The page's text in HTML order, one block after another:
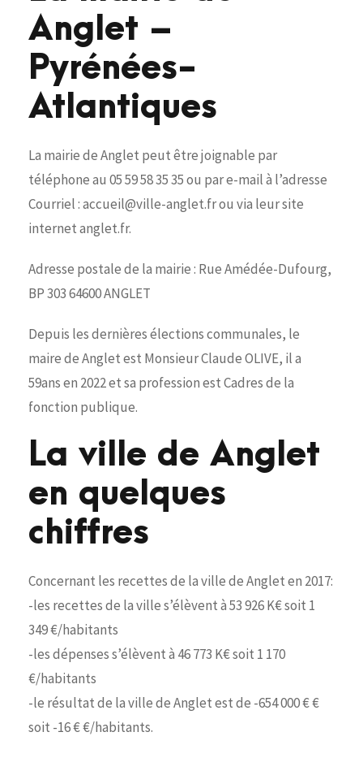
Anglet –
Pyrénées-
Atlantiques
La mairie de Anglet peut être joignable par
téléphone au 05 59 58 35 35 ou par e-mail à l’adresse
Courriel : accueil@ville-anglet.fr ou via leur site
internet anglet.fr.
Adresse postale de la mairie : Rue Amédée-Dufourg,
BP 303 64600 ANGLET
Depuis les dernières élections communales, le
maire de Anglet est Monsieur Claude OLIVE, il a
59ans en 2022 et sa profession est Cadres de la
fonction publique.
La ville de Anglet
en quelques
chiffres
Concernant les recettes de la ville de Anglet en 2017:
-les recettes de la ville s’élèvent à 53 926 K€ soit 1
349 €/habitants
-les dépenses s’élèvent à 46 773 K€ soit 1 170
€/habitants
-le résultat de la ville de Anglet est de -654 000 € €
soit -16 € €/habitants.